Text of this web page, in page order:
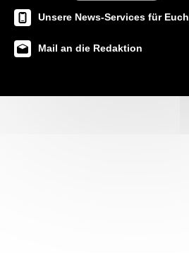
Unsere News-Services für Euch
Mail an die Redaktion